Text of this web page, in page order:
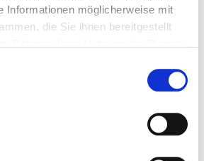
Informationen möglicherweise mit
die Sie ihnen bereitgestellt